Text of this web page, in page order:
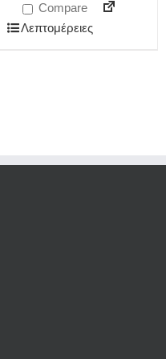
Compare
Λεπτομέρειες